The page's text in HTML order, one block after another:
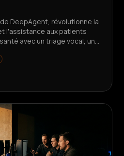
de DeepAgent, révolutionne la
l'assistance aux patients
avec un triage vocal, un